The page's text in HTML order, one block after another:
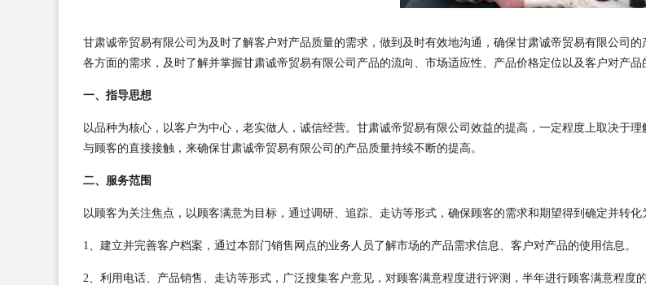
甘肃诚帝贸易有限公司为及时了解客户对产品质量的需求，做到及时有效地沟通，确保甘肃诚帝贸易有限公司
各方面的需求，及时了解并掌握甘肃诚帝贸易有限公司产品的流向、市场适应性、产品价格定位以及客户对产
一、指导思想
以品种为核心，以客户为中心，老实做人，诚信经营。甘肃诚帝贸易有限公司效益的提高，一定程度上取决于
与顾客的直接接触，来确保甘肃诚帝贸易有限公司的产品质量持续不断的提高。
二、服务范围
以顾客为关注焦点，以顾客满意为目标，通过调研、追踪、走访等形式，确保顾客的需求和期望得到确定并转化
1、建立并完善客户档案，通过本部门销售网点的业务人员了解市场的产品需求信息、客户对产品的使用信息。
2、利用电话、产品销售、走访等形式，广泛搜集客户意见，对顾客满意程度进行评测，半年进行顾客满意程